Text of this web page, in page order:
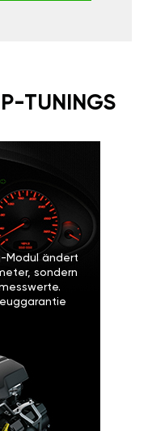
TUNINGS
Modul ändert
sondern